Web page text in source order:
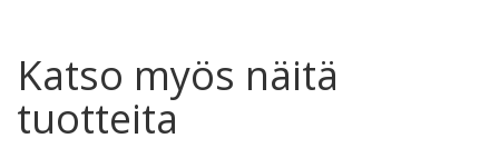
Katso myös näitä
tuotteita